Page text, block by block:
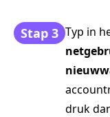
Stap 3 Typ in
druk